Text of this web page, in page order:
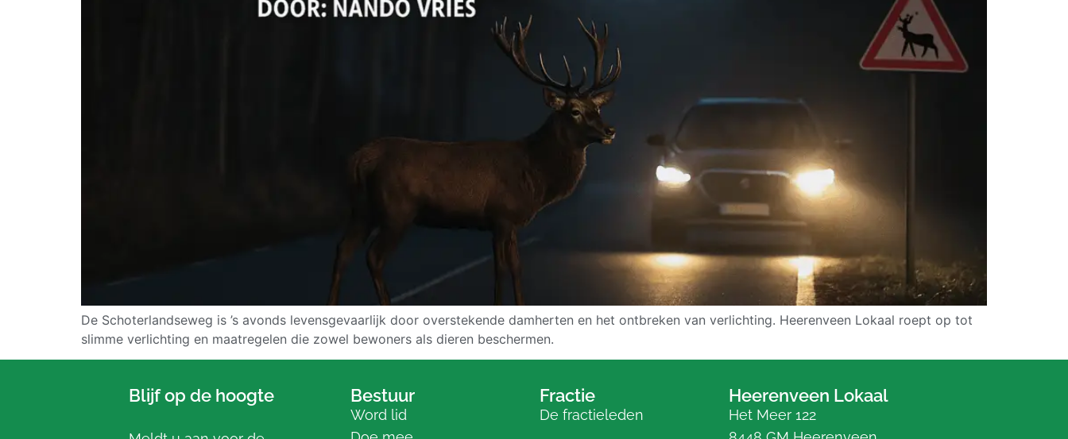
De Schoterlandseweg is ’s avonds levensgevaarlijk door overstekende damherten en het ontbreken van verlichting. Heerenveen Lokaal roept op tot
slimme verlichting en maatregelen die zowel bewoners als dieren beschermen.
Blijf op de hoogte Bestuur
Word lid
Fractie
De fractieleden
Heerenveen Lokaal
Het Meer 122